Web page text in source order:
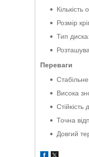
Кількість
Розмір
Тип
Переваги
Висока
Точна
Довгий